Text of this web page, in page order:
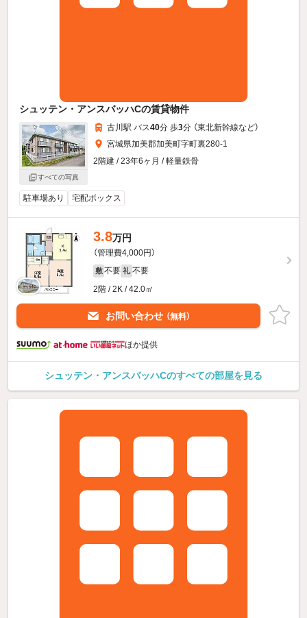
シュッテン・アンスバッハCの賃貸物件
すべての写真
古川駅 バス40分 歩3分 （東北新幹線など）
宮城県加美郡加美町字町裏280-1
2階建 / 23年6ヶ月 / 軽量鉄骨
駐車場あり 宅配ボックス
3.8万円
（管理費4,000円）
敷 不要 礼 不要
2階 / 2K / 42.0㎡
お問い合わせ （無料）
ほか提供
シュッテン・アンスバッハCのすべての部屋を見る